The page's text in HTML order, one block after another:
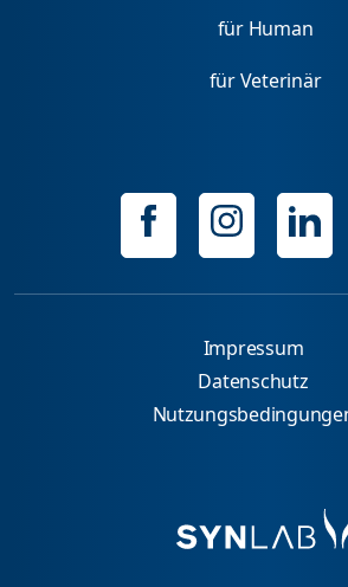
für Human
für Veterinär
Impressum
Datenschutz